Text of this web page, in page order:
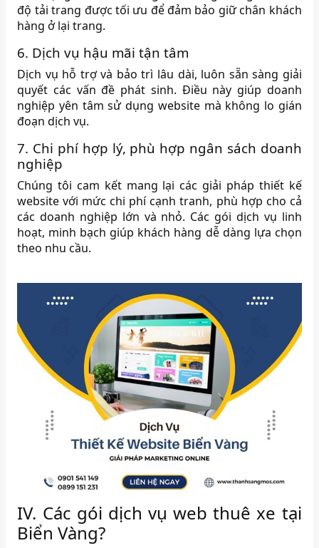
độ tải trang được tối ưu để đảm bảo giữ chân khách
hàng ở lại trang.
6. Dịch vụ hậu mãi tận tâm
Dịch vụ hỗ trợ và bảo trì lâu dài, luôn sẵn sàng giải
quyết các vấn đề phát sinh. Điều này giúp doanh
nghiệp yên tâm sử dụng website mà không lo gián
đoạn dịch vụ.
7. Chi phí hợp lý, phù hợp ngân sách doanh
nghiệp
Chúng tôi cam kết mang lại các giải pháp thiết kế
website với mức chi phí cạnh tranh, phù hợp cho cả
các doanh nghiệp lớn và nhỏ. Các gói dịch vụ linh
hoạt, minh bạch giúp khách hàng dễ dàng lựa chọn
theo nhu cầu.
IV. Các gói dịch vụ web thuê xe tại
Biển Vàng?